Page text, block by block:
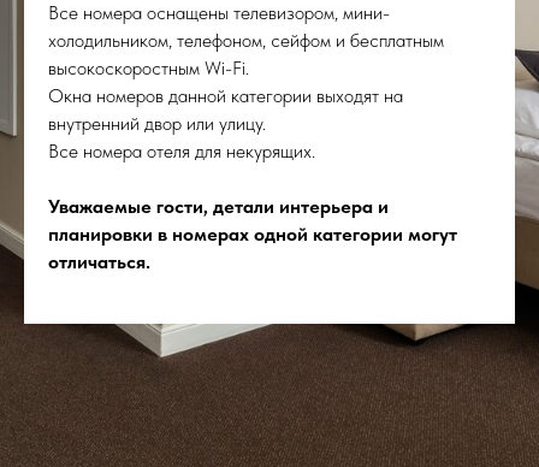
Все номера оснащены телевизором, мини-
холодильником, телефоном, сейфом и бесплатным
высокоскоростным Wi-Fi.
Окна номеров данной категории выходят на
внутренний двор или улицу.
Все номера отеля для некурящих.
Уважаемые гости, детали интерьера и
планировки в номерах одной категории могут
отличаться.